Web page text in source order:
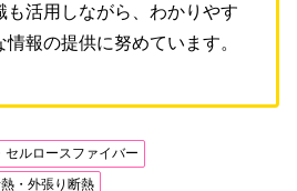
も活用しながら、わかりやす
情報の提供に努めています。
セルロースファイバー
・外張り断熱